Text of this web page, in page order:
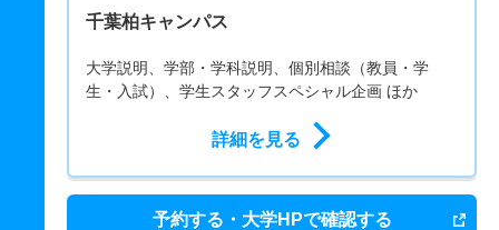
千葉柏キャンパス
大学説明、学部・学科説明、個別相談（教員・学
生・入試）、学生スタッフスペシャル企画 ほか
詳細を見る
予約する・大学HPで確認する